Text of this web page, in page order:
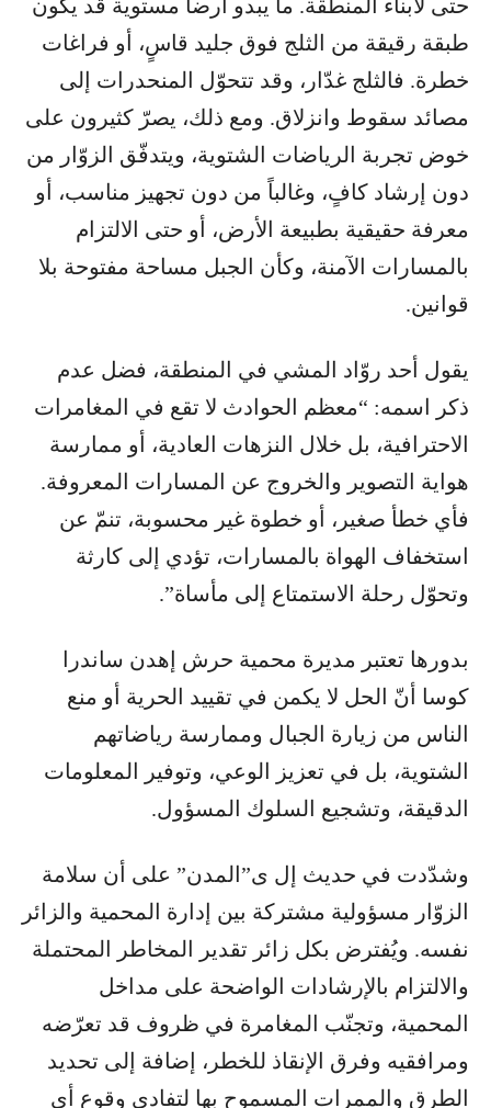
حتى لأبناء المنطقة. ما يبدو أرضاً مستوية قد يكون
طبقة رقيقة من الثلج فوق جليد قاسٍ، أو فراغات
خطرة. فالثلج غدّار، وقد تتحوّل المنحدرات إلى
مصائد سقوط وانزلاق. ومع ذلك، يصرّ كثيرون على
خوض تجربة الرياضات الشتوية، ويتدفّق الزوّار من
دون إرشاد كافٍ، وغالباً من دون تجهيز مناسب، أو
معرفة حقيقية بطبيعة الأرض، أو حتى الالتزام
بالمسارات الآمنة، وكأن الجبل مساحة مفتوحة بلا
قوانين.
يقول أحد روّاد المشي في المنطقة، فضل عدم
ذكر اسمه: “معظم الحوادث لا تقع في المغامرات
الاحترافية، بل خلال النزهات العادية، أو ممارسة
هواية التصوير والخروج عن المسارات المعروفة.
فأي خطأ صغير، أو خطوة غير محسوبة، تنمّ عن
استخفاف الهواة بالمسارات، تؤدي إلى كارثة
وتحوّل رحلة الاستمتاع إلى مأساة”.
بدورها تعتبر مديرة محمية حرش إهدن ساندرا
كوسا أنّ الحل لا يكمن في تقييد الحرية أو منع
الناس من زيارة الجبال وممارسة رياضاتهم
الشتوية، بل في تعزيز الوعي، وتوفير المعلومات
الدقيقة، وتشجيع السلوك المسؤول.
وشدّدت في حديث إل ى”المدن” على أن سلامة
الزوّار مسؤولية مشتركة بين إدارة المحمية والزائر
نفسه. ويُفترض بكل زائر تقدير المخاطر المحتملة
والالتزام بالإرشادات الواضحة على مداخل
المحمية، وتجنّب المغامرة في ظروف قد تعرّضه
ومرافقيه وفرق الإنقاذ للخطر، إضافة إلى تحديد
الطرق والممرات المسموح بها لتفادي وقوع أي